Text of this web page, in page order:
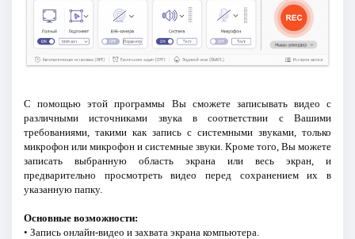
С помощью этой программы Вы сможете записывать видео с
различными источниками звука в соответствии с Вашими
требованиями, такими как запись с системными звуками, только
микрофон или микрофон и системные звуки. Кроме того, Вы можете
записать выбранную область экрана или весь экран, и
предварительно просмотреть видео перед сохранением их в
указанную папку.
Основные возможности:
• Запись онлайн-видео и захвата экрана компьютера.